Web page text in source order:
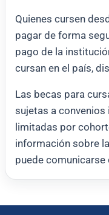
Quienes cursen
pagar de forma
pago de la
cursan en el país,
Las becas para
sujetas a
limitadas por
información sobre
puede